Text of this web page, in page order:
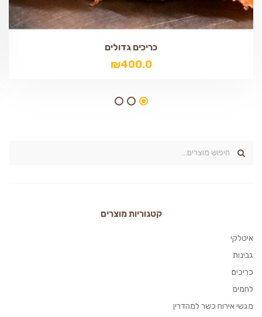
כריכים גדולים
₪400.0
קטגוריות מוצרים
איטלקי
גבינות
כריכים
לחמים
מגשי אירוח כשר למהדרין